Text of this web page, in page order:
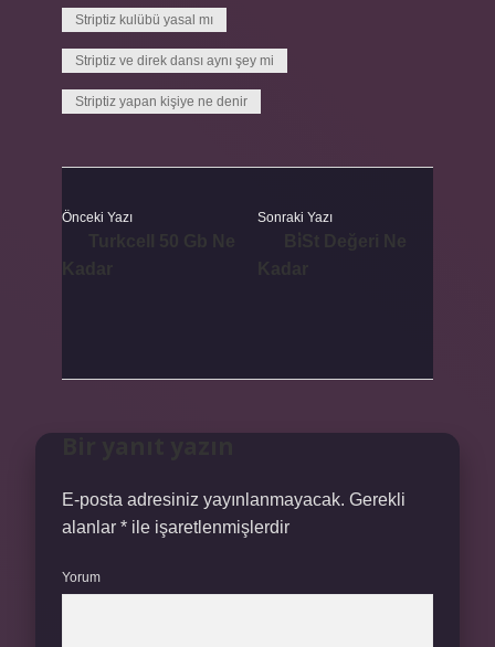
Striptiz kulübü yasal mı
Striptiz ve direk dansı aynı şey mi
Striptiz yapan kişiye ne denir
Önceki Yazı Sonraki Yazı
E-posta adresiniz yayınlanmayacak. Gerekli
alanlar * ile işaretlenmişlerdir
Yorum